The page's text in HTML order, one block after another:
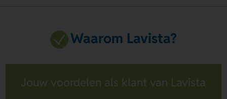
Waarom Lavista?
Jouw voordelen als klant van Lavista